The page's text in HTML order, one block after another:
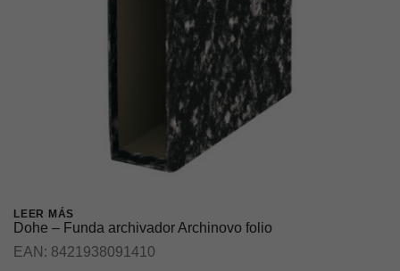
LEER MÁS
Dohe – Funda archivador Archinovo folio
EAN: 8421938091410